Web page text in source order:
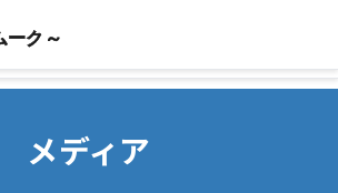
ーク～
ーク～
メディア